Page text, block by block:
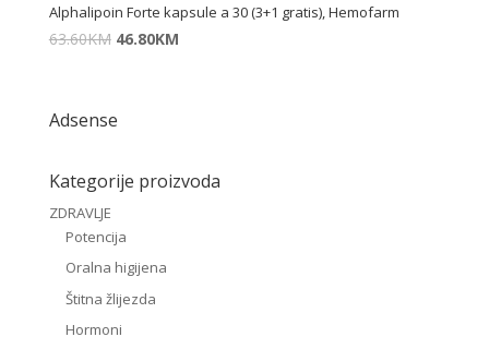
Alphalipoin Forte kapsule a 30 (3+1 gratis), Hemofarm
63.60KM 46.80KM
Adsense
Kategorije proizvoda
ZDRAVLJE
Potencija
Oralna higijena
Štitna žlijezda
Hormoni